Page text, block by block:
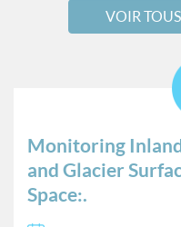
VOIR
Monitoring
and Glacier
Space:.